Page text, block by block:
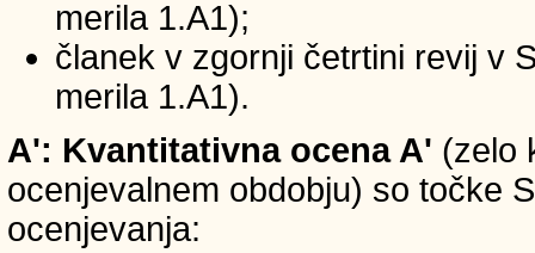
merila 1.A1);
članek v zgornji četrtini revij v
merila 1.A1).
A': Kvantitativna ocena A' (zelo
ocenjevalnem obdobju) so točke
ocenjevanja: